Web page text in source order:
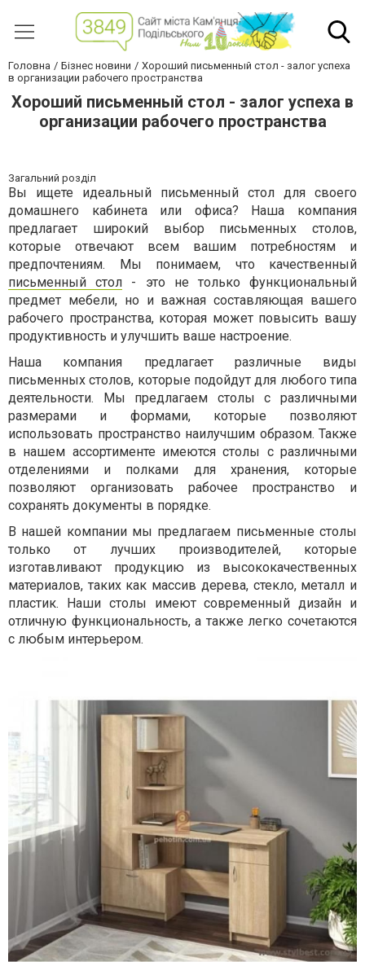
Головна Бізнес новини
Хороший письменный стол - залог успеха
в организации рабочего пространства
Хороший письменный стол - залог успеха в
организации рабочего пространства
Загальний розділ
Вы ищете идеальный письменный стол для своего
домашнего кабинета или офиса? Наша компания
предлагает широкий выбор письменных столов,
которые отвечают всем вашим потребностям и
предпочтениям. Мы понимаем, что качественный
письменный стол - это не только функциональный
предмет мебели, но и важная составляющая вашего
рабочего пространства, которая может повысить вашу
продуктивность и улучшить ваше настроение.
Наша компания предлагает различные виды
письменных столов, которые подойдут для любого типа
деятельности. Мы предлагаем столы с различными
размерами и формами, которые позволяют
использовать пространство наилучшим образом. Также
в нашем ассортименте имеются столы с различными
отделениями и полками для хранения, которые
позволяют организовать рабочее пространство и
сохранять документы в порядке.
В нашей компании мы предлагаем письменные столы
только от лучших производителей, которые
изготавливают продукцию из высококачественных
материалов, таких как массив дерева, стекло, металл и
пластик. Наши столы имеют современный дизайн и
отличную функциональность, а также легко сочетаются
с любым интерьером.